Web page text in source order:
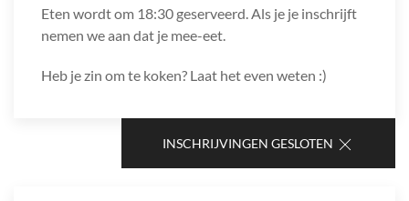
Eten wordt om 18:30 geserveerd. Als je je inschrijft
nemen we aan dat je mee-eet.
Heb je zin om te koken? Laat het even weten :)
INSCHRIJVINGEN GESLOTEN